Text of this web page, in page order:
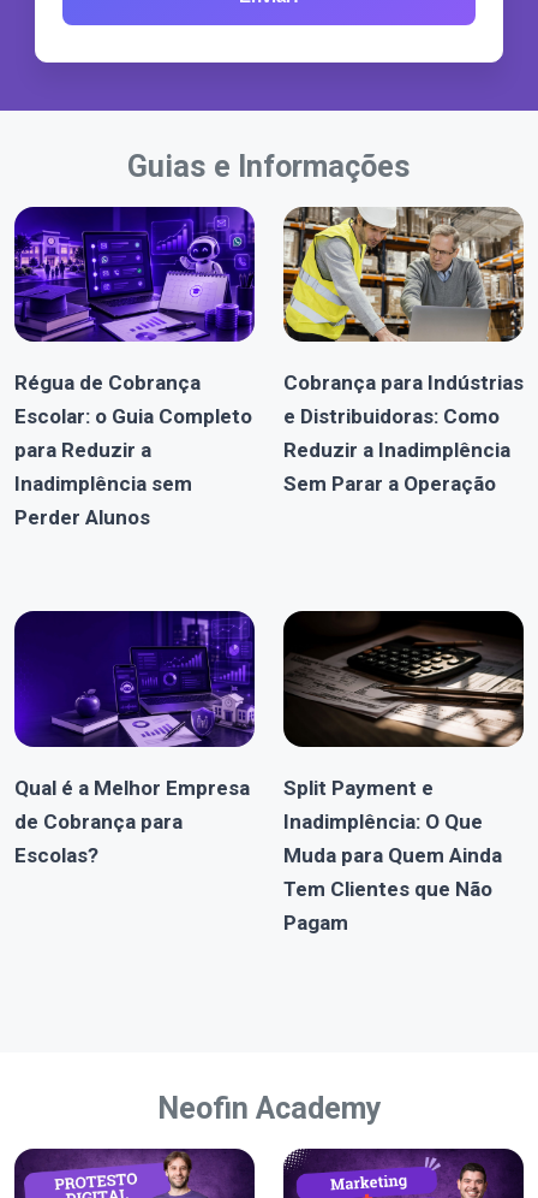
Guias e Informações
Régua de Cobrança
Escolar: o Guia Completo
para Reduzir a
Inadimplência sem
Perder Alunos
Cobrança para Indústrias
e Distribuidoras: Como
Reduzir a Inadimplência
Sem Parar a Operação
Qual é a Melhor Empresa
de Cobrança para
Escolas?
Split Payment e
Inadimplência: O Que
Muda para Quem Ainda
Tem Clientes que Não
Pagam
Neofin Academy